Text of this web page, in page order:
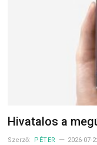
Hivatalos a
Szerző: PÉTER 2026-07-